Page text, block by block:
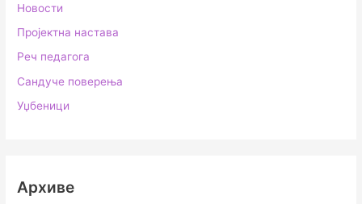
Новости
Пројектна настава
Реч педагога
Сандуче поверења
Уџбеници
Архиве